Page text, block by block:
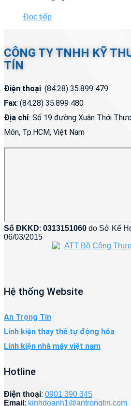
Đọc tiếp
CÔNG TY TNHH KỸ
TÍN
Điện thoại: (84.28) 35.899 479
Fax: (84.28) 35.899 480
Địa chỉ: Số 19 đường Xuân Thới
Môn, Tp.HCM, Việt Nam
Số ĐKKD: 0313151060 do Sở Kế
06/03/2015
Hệ thống Website
An Trọng Tín
Linh kiện thay thế tự động hóa
Linh kiện nhà máy việt nam
Hotline
Điện thoại: 0901 390 345
Email : kinhdoanh1@antrongtin.com